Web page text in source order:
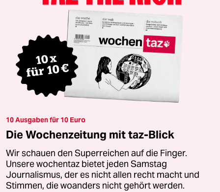
10 Ausgaben für 10 Euro
Die Wochenzeitung mit taz-Blick
Wir schauen den Superreichen auf die Finger.
Unsere wochentaz bietet jeden Samstag
Journalismus, der es nicht allen recht macht und
Stimmen, die woanders nicht gehört werden.